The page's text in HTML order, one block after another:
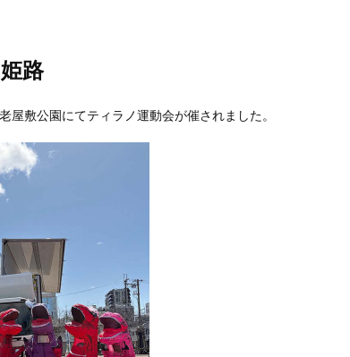
路
屋敷公園にてティラノ運動会が催されました。